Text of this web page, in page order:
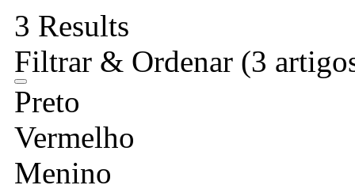
3 Results
Filtrar & Ordenar (3
Preto
Vermelho
Menino